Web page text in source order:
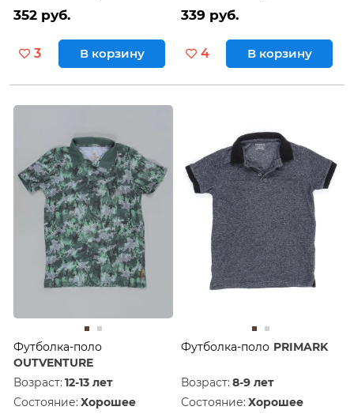
352 руб.
3 В корзину
339 руб.
4 В корзину
Футболка-поло
OUTVENTURE
Возраст: 12-13 лет
Состояние: Хорошее
Футболка-поло PRIMARK
Возраст: 8-9 лет
Состояние: Хорошее